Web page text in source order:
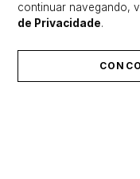
continuar navegando,
de Privacidade.